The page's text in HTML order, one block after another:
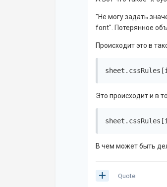
"Не могу задать
font". Потерянное
Происходит это в
Это происходит и в
В чем может быть
Quote